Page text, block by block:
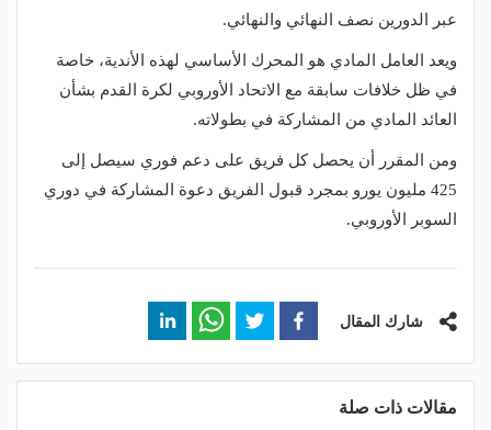
عبر الدورين نصف النهائي والنهائي.
ويعد العامل المادي هو المحرك الأساسي لهذه الأندية، خاصة
في ظل خلافات سابقة مع الاتحاد الأوروبي لكرة القدم بشأن
العائد المادي من المشاركة في بطولاته.
ومن المقرر أن يحصل كل فريق على دعم فوري سيصل إلى
425 مليون يورو بمجرد قبول الفريق دعوة المشاركة في دوري
السوبر الأوروبي.
شارك المقال
مقالات ذات صلة